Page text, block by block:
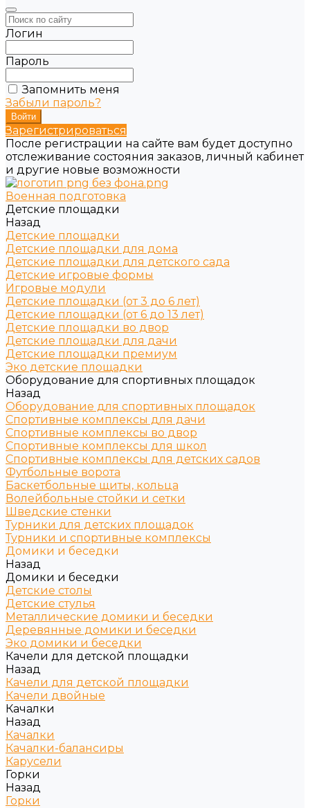
Логин
Пароль
Запомнить меня
Забыли пароль?
Зарегистрироваться
После регистрации на сайте вам будет доступно
отслеживание состояния заказов, личный кабинет
и другие новые возможности
Военная подготовка
Детские площадки
Назад
Детские площадки
Детские площадки для дома
Детские площадки для детского сада
Детские игровые формы
Игровые модули
Детские площадки (от 3 до 6 лет)
Детские площадки (от 6 до 13 лет)
Детские площадки во двор
Детские площадки для дачи
Детские площадки премиум
Эко детские площадки
Оборудование для спортивных площадок
Назад
Оборудование для спортивных площадок
Спортивные комплексы для дачи
Спортивные комплексы во двор
Спортивные комплексы для школ
Спортивные комплексы для детских садов
Футбольные ворота
Баскетбольные щиты, кольца
Волейбольные стойки и сетки
Шведские стенки
Турники для детских площадок
Турники и спортивные комплексы
Домики и беседки
Назад
Домики и беседки
Детские столы
Детские стулья
Металлические домики и беседки
Деревянные домики и беседки
Эко домики и беседки
Качели для детской площадки
Назад
Качели для детской площадки
Качели двойные
Качалки
Назад
Качалки
Качалки-балансиры
Карусели
Горки
Назад
Горки